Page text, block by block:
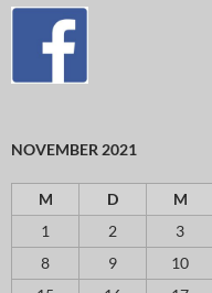
NOVEMBER 2021
M D M
1
2 3
8
9 10